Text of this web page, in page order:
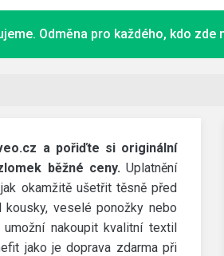
Odměna pro každého, kdo zde
a pořiďte si originální
běžné ceny. Uplatnění
okamžitě ušetřit těsně před
kousky, veselé ponožky nebo
nakoupit kvalitní textil
jako je doprava zdarma při